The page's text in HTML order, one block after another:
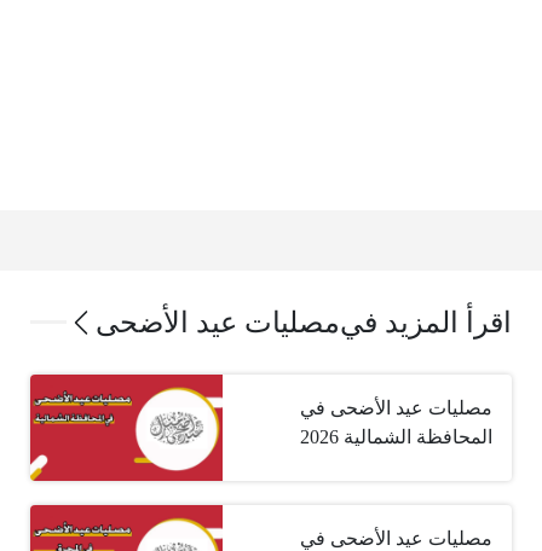
اقرأ المزيد فيمصليات عيد الأضحى
مصليات عيد الأضحى في
المحافظة الشمالية 2026
مصليات عيد الأضحى في